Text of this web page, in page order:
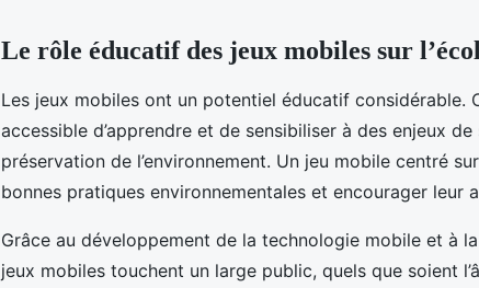
Le rôle éducatif des jeux mobiles sur
Les jeux mobiles ont un potentiel éducatif considérable.
accessible d’apprendre et de sensibiliser à des enjeux
préservation de l’environnement. Un jeu mobile centré
bonnes pratiques environnementales et encourager leur
Grâce au développement de la technologie mobile et à
jeux mobiles touchent un large public, quels que soient